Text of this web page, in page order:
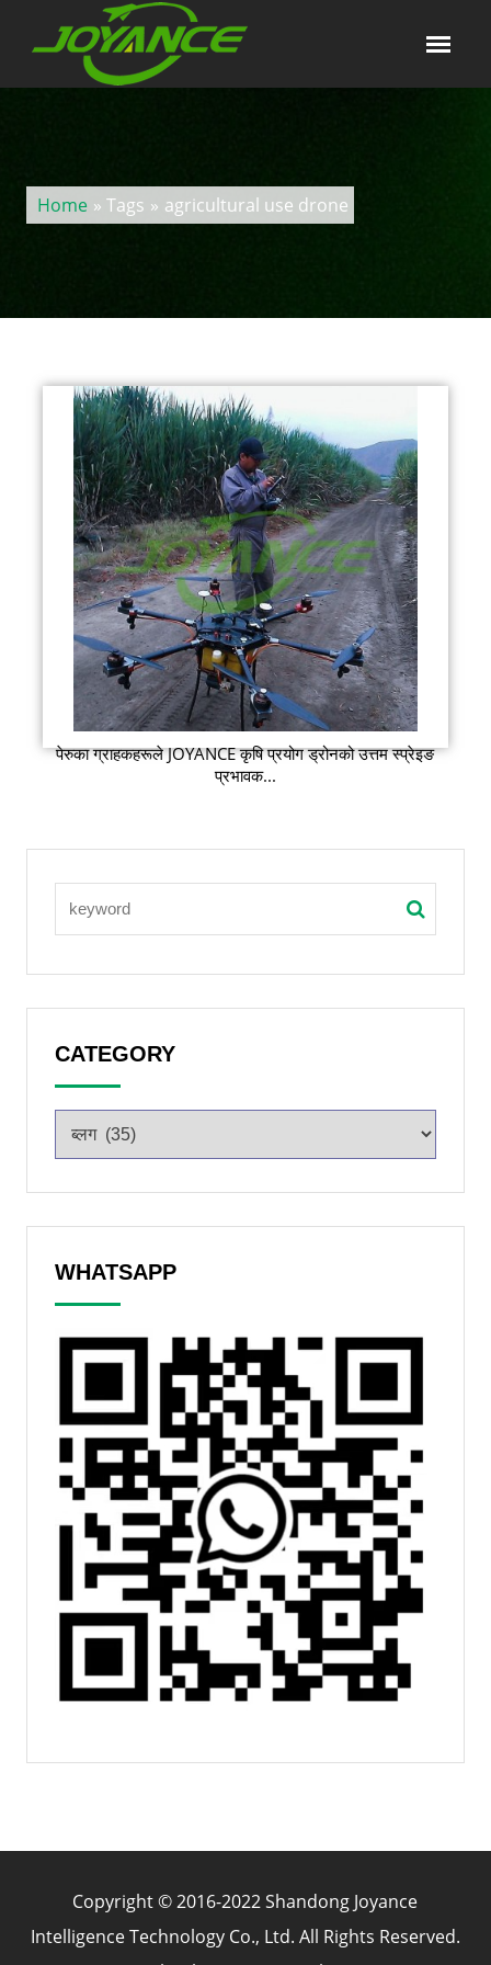
Home » Tags agricultural use drone
»
पेरुका ग्राहकहरूले JOYANCE कृषि प्रयोग ड्रोनको उत्तम स्प्रेइङ
प्रभावक...
CATEGORY
WHATSAPP
Copyright © 2016-2022 Shandong Joyance
Intelligence Technology Co., Ltd. All Rights Reserved.